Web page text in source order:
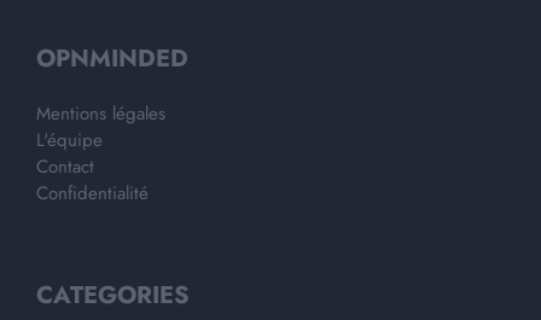
OPNMINDED
Mentions légales
L'équipe
Contact
Confidentialité
CATEGORIES